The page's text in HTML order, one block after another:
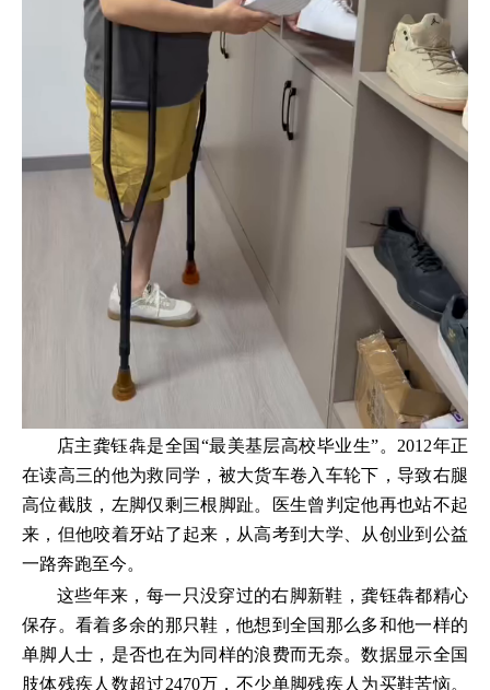
店主龚钰犇是全国“最美基层高校毕业生”。2012年正
在读高三的他为救同学，被大货车卷入车轮下，导致右腿
高位截肢，左脚仅剩三根脚趾。医生曾判定他再也站不起
来，但他咬着牙站了起来，从高考到大学、从创业到公益
一路奔跑至今。
这些年来，每一只没穿过的右脚新鞋，龚钰犇都精心
保存。看着多余的那只鞋，他想到全国那么多和他一样的
单脚人士，是否也在为同样的浪费而无奈。数据显示全国
肢体残疾人数超过2470万，不少单脚残疾人为买鞋苦恼。